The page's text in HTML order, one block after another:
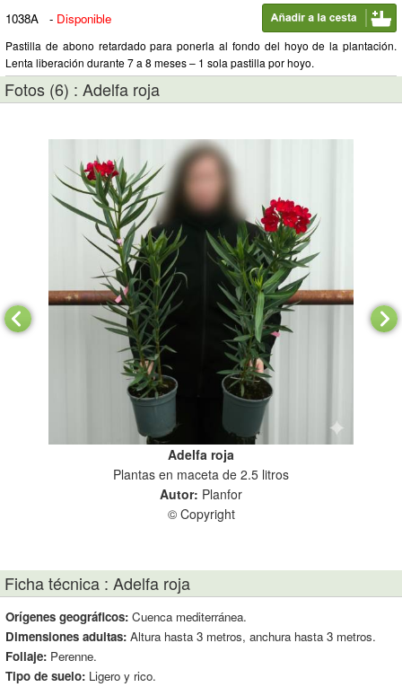
1038A
- Disponible
Pastilla de abono retardado para ponerla al fondo del hoyo de la plantación.
Lenta liberación durante 7 a 8 meses – 1 sola pastilla por hoyo.
Fotos (6) : Adelfa roja
Adelfa roja
Plantas en maceta de 2.5 litros
Autor: Planfor
© Copyright
Ficha técnica : Adelfa roja
Orígenes geográficos: Cuenca mediterránea.
Dimensiones adultas: Altura hasta 3 metros, anchura hasta 3 metros.
Follaje: Perenne.
Tipo de suelo: Ligero y rico.